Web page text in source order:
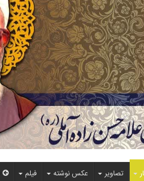
تصاویر عکس نوشته فیلم